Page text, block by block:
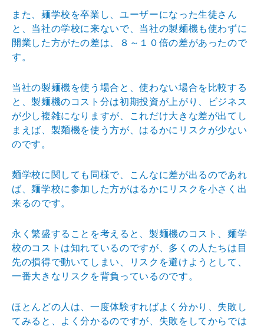
また、麺学校を卒業し、ユーザーになった生徒さん
と、当社の学校に来ないで、当社の製麺機も使わずに
開業した方がたの差は、８～１０倍の差があったので
す。
当社の製麺機を使う場合と、使わない場合を比較する
と、製麺機のコスト分は初期投資が上がり、ビジネス
が少し複雑になりますが、これだけ大きな差が出てし
まえば、製麺機を使う方が、はるかにリスクが少ない
のです。
麺学校に関しても同様で、こんなに差が出るのであれ
ば、麺学校に参加した方がはるかにリスクを小さく出
来るのです。
永く繁盛することを考えると、製麺機のコスト、麺学
校のコストは知れているのですが、多くの人たちは目
先の損得で動いてしまい、リスクを避けようとして、
一番大きなリ スクを背負っているのです。
ほとんどの人は、一度体験すればよく分かり、失敗し
てみると、よく分かるのですが、失敗をしてからでは